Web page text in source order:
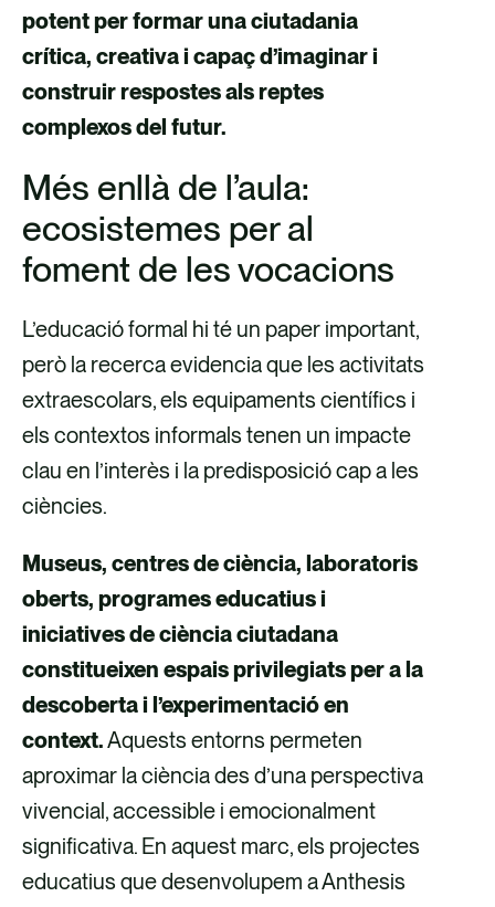
potent per formar una ciutadania
crítica, creativa i capaç d’imaginar i
construir respostes als reptes
complexos del futur.
Més enllà de l’aula:
ecosistemes per al
foment de les vocacions
L’educació formal hi té un paper important,
però la recerca evidencia que les activitats
extraescolars, els equipaments científics i
els contextos informals tenen un impacte
clau en l’interès i la predisposició cap a les
ciències.
Museus, centres de ciència, laboratoris
oberts, programes educatius i
iniciatives de ciència ciutadana
constitueixen espais privilegiats per a la
descoberta i l’experimentació en
context.Aquests entorns permeten
aproximar la ciència des d’una perspectiva
vivencial, accessible i emocionalment
significativa. En aquest marc, els projectes
educatius que desenvolupem a Anthesis